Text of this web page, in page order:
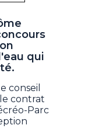
qui
conseil
contrat
Parc